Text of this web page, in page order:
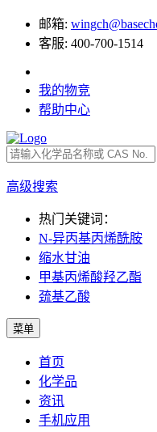
邮箱:
客服: 400-700-1514
我的物竞
帮助中心
高级搜索
热门关键词：
N-异丙基丙烯酰胺
缩水甘油
甲基丙烯酸羟乙酯
巯基乙酸
菜单
首页
化学品
资讯
手机应用